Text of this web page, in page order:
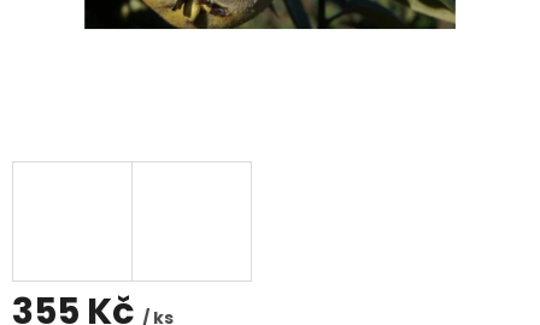
355 Kč / ks